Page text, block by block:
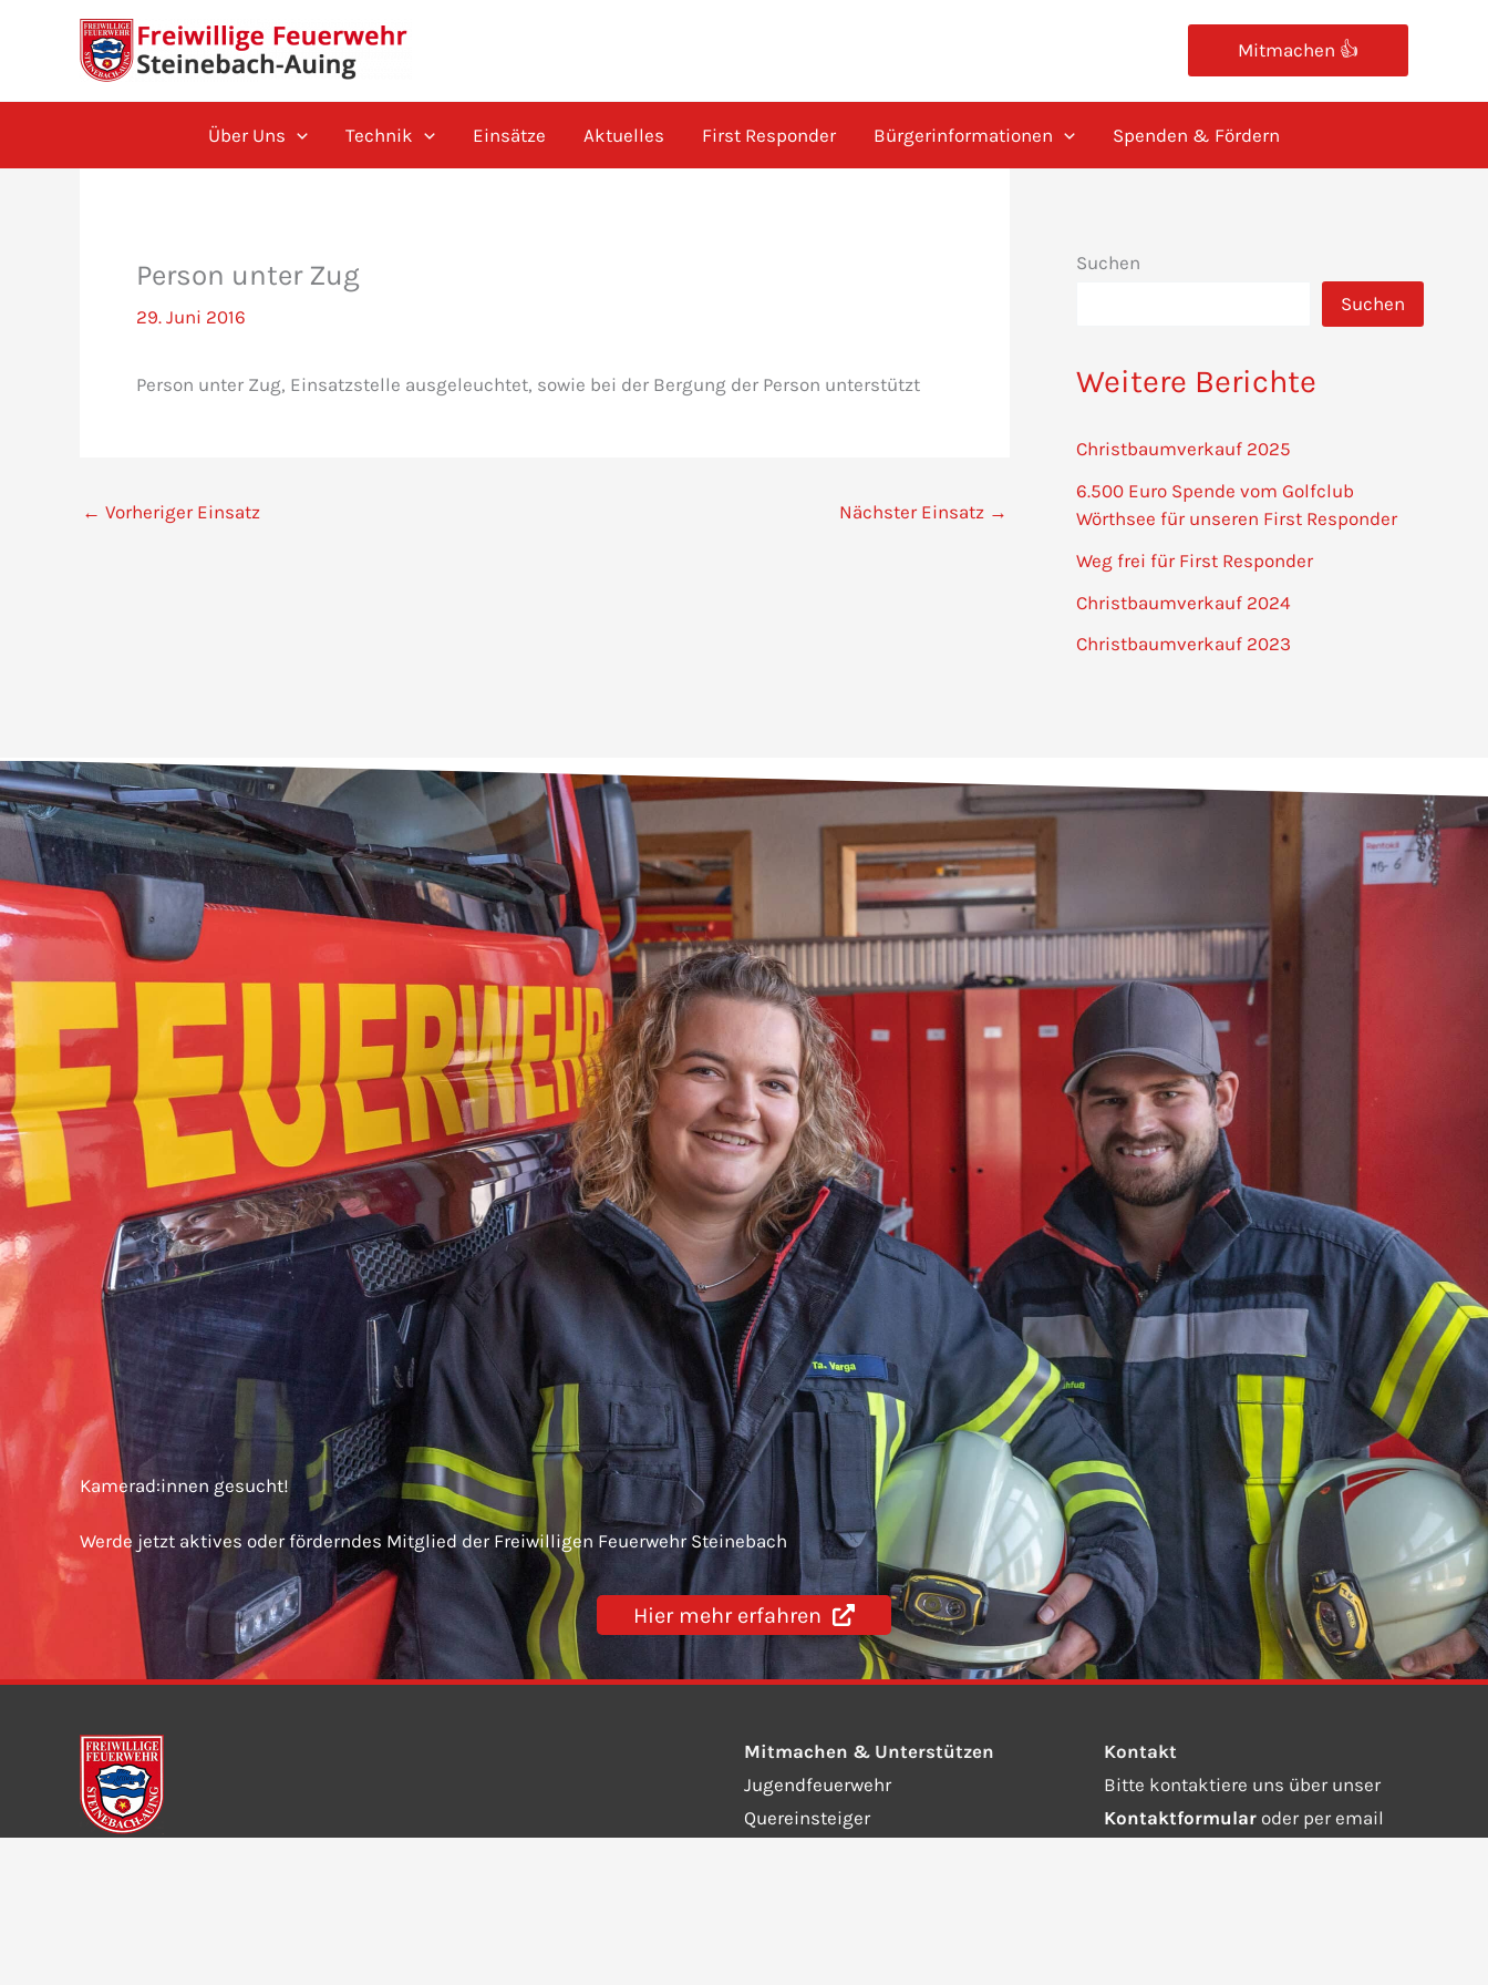
Mitmachen 👍
Über Uns Technik Einsätze Aktuelles First Responder Bürgerinformationen Spenden & Fördern
Person unter Zug
29. Juni 2016
Person unter Zug, Einsatzstelle ausgeleuchtet, sowie bei der Bergung der Person unterstützt
← Vorheriger Einsatz Nächster Einsatz →
Suchen
Suchen
Weitere Berichte
Christbaumverkauf 2025
6.500 Euro Spende vom Golfclub
Wörthsee für unseren First Responder
Weg frei für First Responder
Christbaumverkauf 2024
Christbaumverkauf 2023
Kamerad:innen gesucht!
Werde jetzt aktives oder förderndes Mitglied der Freiwilligen Feuerwehr Steinebach
Hier mehr erfahren
Mitmachen & Unterstützen
Jugendfeuerwehr
Quereinsteiger
Kontakt
Bitte kontaktiere uns über unser
Kontaktformular oder per email